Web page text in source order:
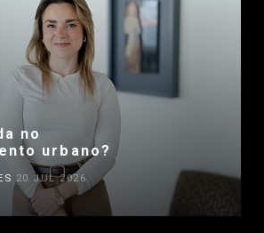
no
urbano?
20 JUL 2026